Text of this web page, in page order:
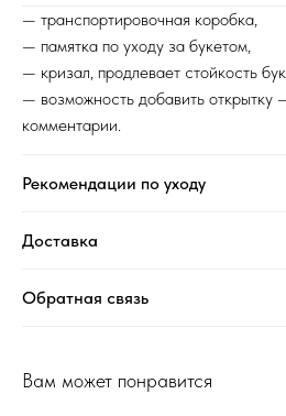
— транспортировочная коробка,
— памятка по уходу за букетом,
— кризал, продлевает стойкость
— возможность добавить открытку
комментарии.
Рекомендации по уходу
Доставка
Обратная связь
Вам может понравится